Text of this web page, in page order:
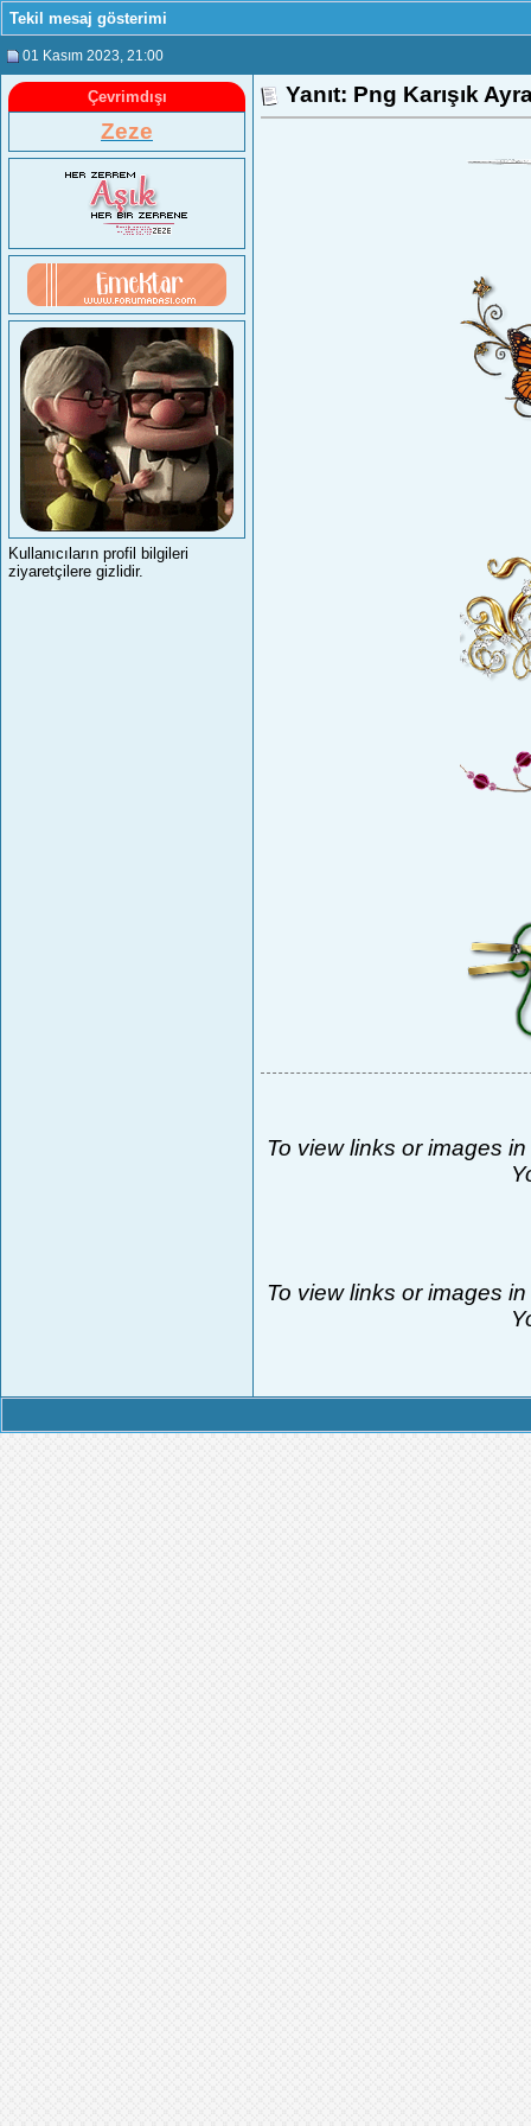
Tekil mesaj gösterimi
01 Kasım 2023 , 21:00
Çevrimdışı
Zeze
Kullanıcıların profil bilgileri
ziyaretçilere gizlidir.
Yanıt: Png Karışık
To view links or images
To view links or images